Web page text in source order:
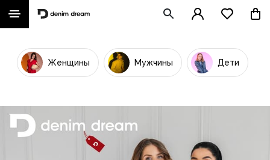
Женщины Мужчины Дети